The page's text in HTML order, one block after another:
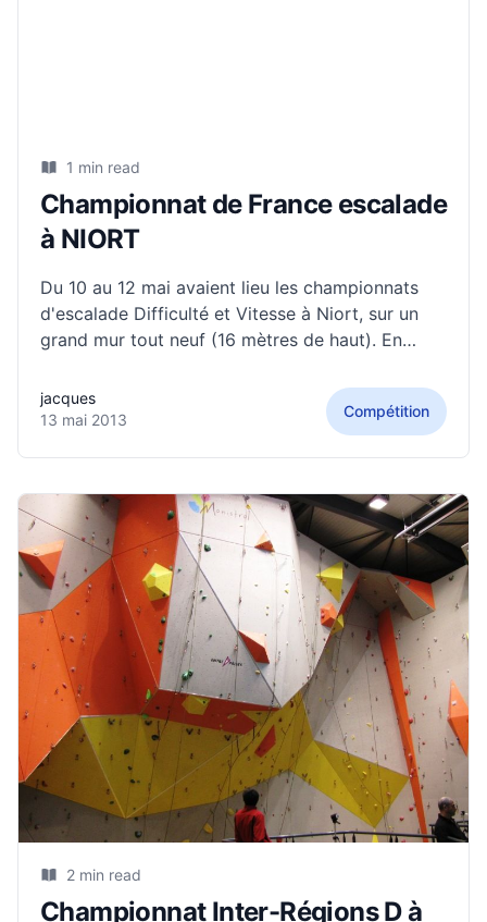
1 min read
Championnat de France escalade
à NIORT
Du 10 au 12 mai avaient lieu les championnats
d'escalade Difficulté et Vitesse à Niort, sur un
grand mur tout neuf (16 mètres de haut). En
ont participé en catégorie Cadets (60
compétiteurs sélectionnés). Romaric fait une
jacques
13 mai 2013
Compétition
2 min read
Championnat Inter-Régions D à